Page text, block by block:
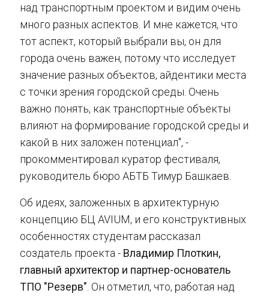
над транспортным проектом и видим очень
много разных аспектов. И мне кажется, что
тот аспект, который выбрали вы, он для
города очень важен, потому что исследует
значение разных объектов, айдентики места
с точки зрения городской среды. Очень
важно понять, как транспортные объекты
влияют на формирование городской среды и
какой в них заложен потенциал", -
прокомментировал куратор фестиваля,
руководитель бюро АБТБ Тимур Башкаев.
Об идеях, заложенных в архитектурную
концепцию БЦ AVIUM, и его конструктивных
особенностях студентам рассказал
создатель проекта - Владимир Плоткин,
главный архитектор и партнер-основатель
ТПО "Резерв" . Он отметил, что, работая над